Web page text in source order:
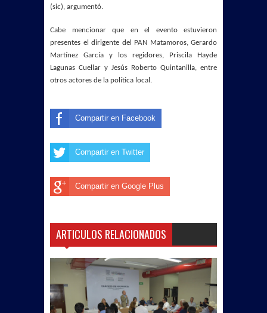
(sic), argumentó.
Cabe mencionar que en el evento estuvieron
presentes el dirigente del PAN Matamoros, Gerardo
Martínez García y los regidores, Priscila Hayde
Lagunas Cuellar y Jesús Roberto Quintanilla, entre
otros actores de la política local.
Compartir en Facebook
Compartir en Twitter
Compartir en Google Plus
ARTICULOS RELACIONADOS